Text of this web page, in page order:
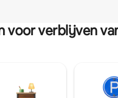
voor verblijven